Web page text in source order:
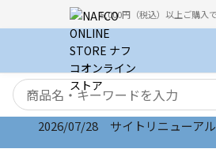
5,000円（税込）以上ご購入
検索キーワード
2026/07/28 サイトリニューア